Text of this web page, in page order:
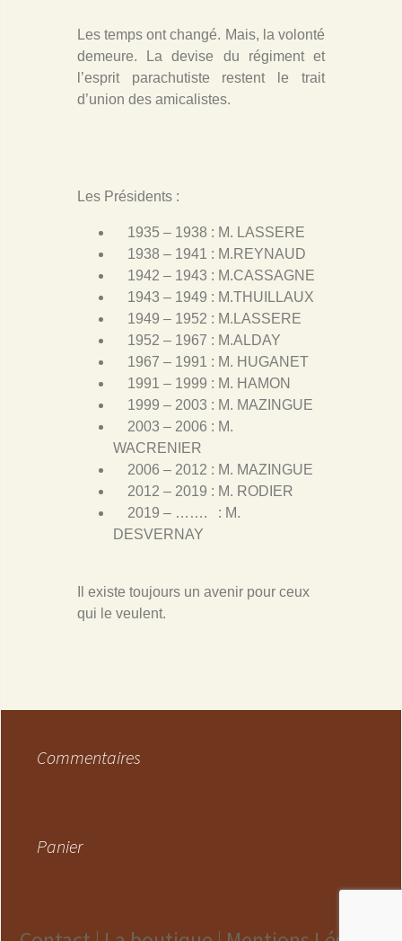
Les temps ont changé. Mais, la volonté
demeure. La devise du régiment et
l’esprit parachutiste restent le trait
d’union des amicalistes.
Les Présidents :
1935 – 1938 : M. LASSERE
1938 – 1941 : M.REYNAUD
1942 – 1943 : M.CASSAGNE
1943 – 1949 : M.THUILLAUX
1949 – 1952 : M.LASSERE
1952 – 1967 : M.ALDAY
1967 – 1991 : M. HUGANET
1991 – 1999 : M. HAMON
1999 – 2003 : M. MAZINGUE
2003 – 2006 : M.
WACRENIER
2006 – 2012 : M. MAZINGUE
2012 – 2019 : M. RODIER
2019 – ……. : M.
DESVERNAY
Il existe toujours un avenir pour ceux
qui le veulent.
Commentaires
Panier